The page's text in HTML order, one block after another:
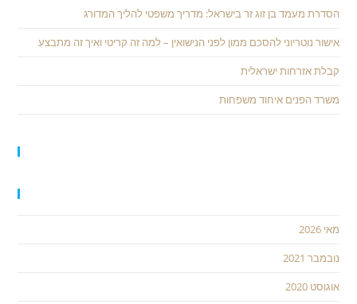
הסדרת מעמד בן זוג זר בישראל: מדריך משפטי להליך המדורג
אישור נוטריוני להסכם ממון לפני הנישואין – למה זה קריטי ואיך זה מתבצע
קבלת אזרחות ישראלית
משרד הפנים איחוד משפחות
מאי 2026
נובמבר 2021
אוגוסט 2020